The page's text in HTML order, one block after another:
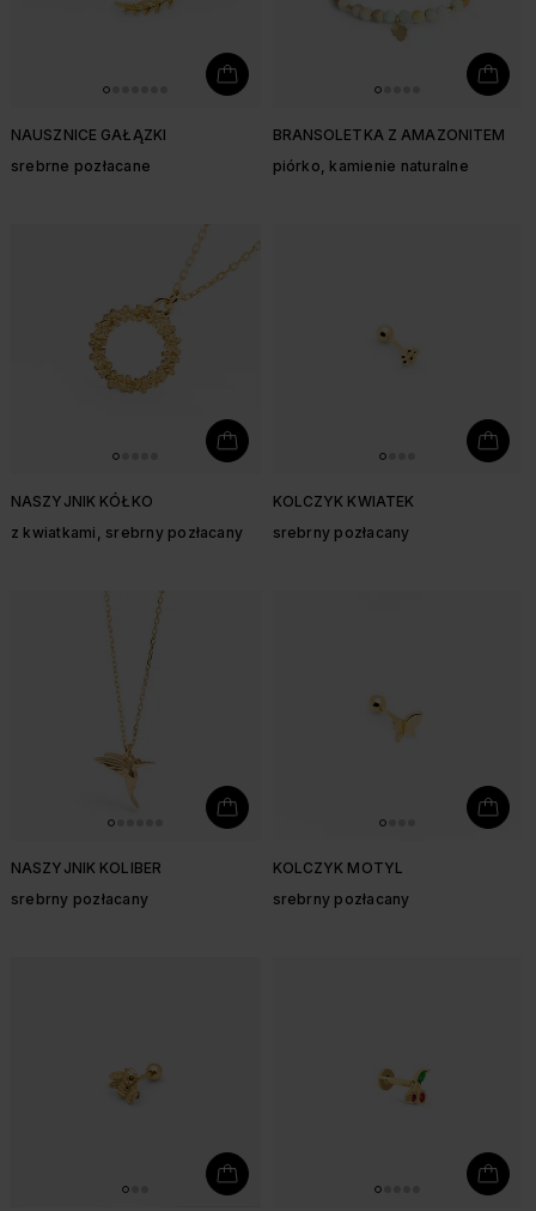
NAUSZNICE GAŁĄZKI
srebrne pozłacane
BRANSOLETKA Z AMAZONITEM
piórko, kamienie naturalne
NASZYJNIK KÓŁKO
z kwiatkami, srebrny pozłacany
KOLCZYK KWIATEK
srebrny pozłacany
NASZYJNIK KOLIBER
srebrny pozłacany
KOLCZYK MOTYL
srebrny pozłacany